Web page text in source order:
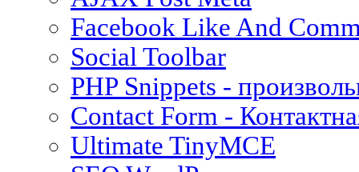
Facebook Like And
Social Toolbar
PHP Snippets -
Contact Form -
Ultimate TinyMCE